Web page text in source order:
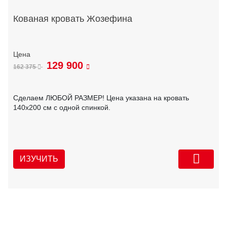
Кованая кровать Жозефина
162 375 129 900
Сделаем ЛЮБОЙ РАЗМЕР! Цена указана на кровать
140х200 см с одной спинкой.
ИЗУЧИТЬ